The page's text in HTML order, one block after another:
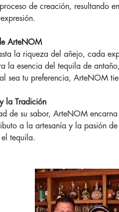
de creación, resultando
ArteNOM
la riqueza del añejo, cada
la esencia del tequila de
sea tu preferencia, ArteNOM
la Tradición
de su sabor, ArteNOM
a la artesanía y la pasión
el tequila.